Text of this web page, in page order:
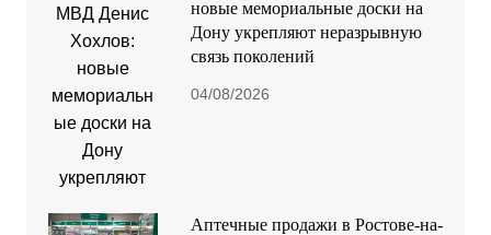
новые мемориальные доски на
Дону укрепляют неразрывную
связь поколений
04/08/2026
Аптечные продажи в Ростове-на-